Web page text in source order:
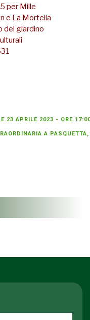
per Mille
e La Mortella
del giardino
E 23 APRILE 2023 - ORE
A